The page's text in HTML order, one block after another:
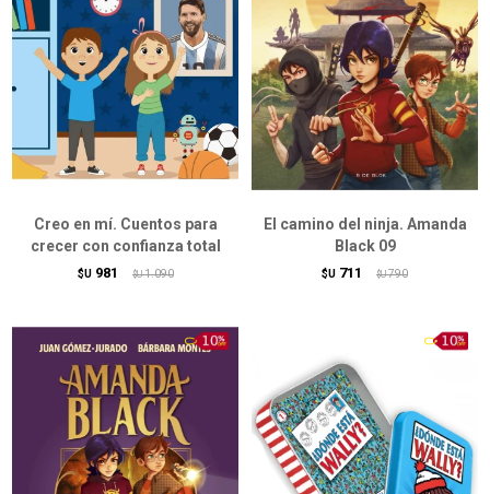
Creo en mí. Cuentos para
crecer con confianza total
$U 981 $U 1.090
El camino del ninja. Amanda
Black 09
$U 711 $U 790